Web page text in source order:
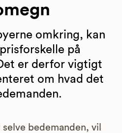
omkring, kan
på
er derfor vigtigt
om hvad det
bedemanden, vil